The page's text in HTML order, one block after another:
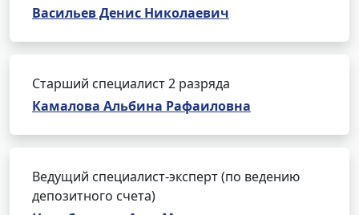
Васильев Денис Николаевич
Старший специалист 2 разряда
Камалова Альбина Рафаиловна
Ведущий специалист-эксперт (по ведению
депозитного счета)